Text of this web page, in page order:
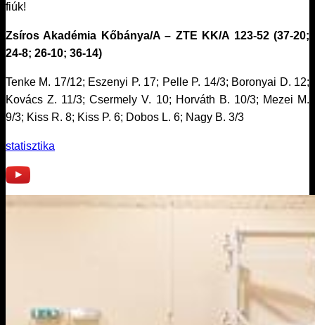
fiúk!
Zsíros Akadémia Kőbánya/A – ZTE KK/A 123-52 (37-20;
24-8; 26-10; 36-14)
Tenke M. 17/12; Eszenyi P. 17; Pelle P. 14/3; Boronyai D. 12;
Kovács Z. 11/3; Csermely V. 10; Horváth B. 10/3; Mezei M.
9/3; Kiss R. 8; Kiss P. 6; Dobos L. 6; Nagy B. 3/3
statisztika